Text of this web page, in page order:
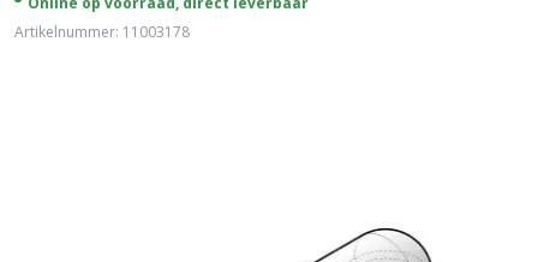
Artikelnummer: 11003178